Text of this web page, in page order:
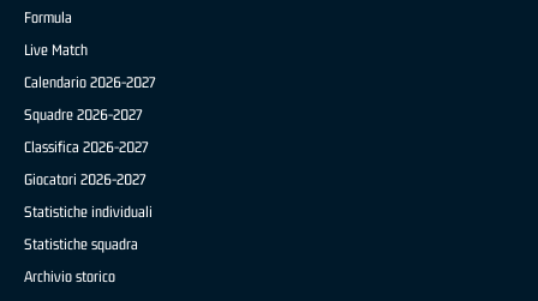
Formula
Live Match
Calendario 2026-2027
Squadre 2026-2027
Classifica 2026-2027
Giocatori 2026-2027
Statistiche individuali
Statistiche squadra
Archivio storico